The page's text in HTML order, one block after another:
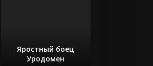
Яростный боец
Уродомен